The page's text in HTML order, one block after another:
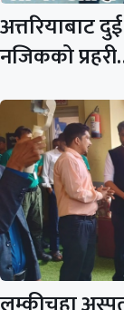
अत्तरियाबाट
नजिकको